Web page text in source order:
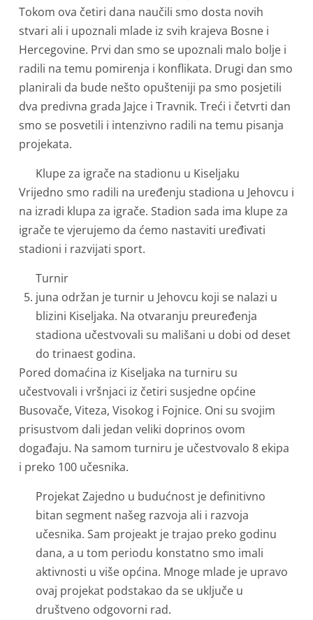
Tokom ova četiri dana naučili smo dosta novih
stvari ali i upoznali mlade iz svih krajeva Bosne i
Hercegovine. Prvi dan smo se upoznali malo bolje i
radili na temu pomirenja i konflikata. Drugi dan smo
planirali da bude nešto opušteniji pa smo posjetili
dva predivna grada Jajce i Travnik. Treći i četvrti dan
smo se posvetili i intenzivno radili na temu pisanja
projekata.
Klupe za igrače na stadionu u Kiseljaku
Vrijedno smo radili na uređenju stadiona u Jehovcu i
na izradi klupa za igrače. Stadion sada ima klupe za
igrače te vjerujemo da ćemo nastaviti uređivati
stadioni i razvijati sport.
Turnir
juna održan je turnir u Jehovcu koji se nalazi u
blizini Kiseljaka. Na otvaranju preuređenja
stadiona učestvovali su mališani u dobi od deset
do trinaest godina.
Pored domaćina iz Kiseljaka na turniru su
učestvovali i vršnjaci iz četiri susjedne općine
Busovače, Viteza, Visokog i Fojnice. Oni su svojim
prisustvom dali jedan veliki doprinos ovom
događaju. Na samom turniru je učestvovalo 8 ekipa
i preko 100 učesnika.
Projekat Zajedno u budućnost je definitivno
bitan segment našeg razvoja ali i razvoja
učesnika. Sam projeakt je trajao preko godinu
dana, a u tom periodu konstatno smo imali
aktivnosti u više općina. Mnoge mlade je upravo
ovaj projekat podstakao da se uključe u
društveno odgovorni rad.